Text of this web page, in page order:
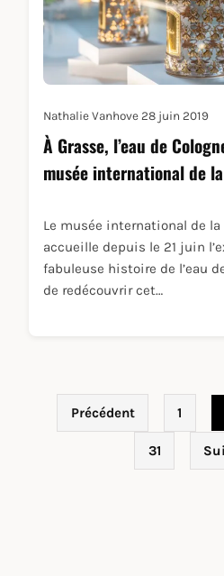
Nathalie Vanhove 28 juin 2019
À Grasse, l’eau de
musée international de
Le musée international de
accueille depuis le 21 juin
fabuleuse histoire de l’eau
de redécouvrir cet…
Pagination des
Précédent 1
31